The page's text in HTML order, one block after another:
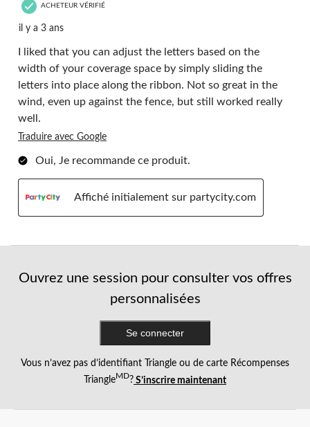
ACHETEUR VÉRIFIÉ
il y a 3 ans
I liked that you can adjust the letters based on the
width of your coverage space by simply sliding the
letters into place along the ribbon. Not so great in the
wind, even up against the fence, but still worked really
well.
Traduire avec Google
Oui, Je recommande ce produit.
Affiché initialement sur partycity.com
Ouvrez une session pour consulter vos offres
personnalisées
Se connecter
Vous n’avez pas d’identifiant Triangle ou de carte Récompenses
TriangleMD? S’inscrire maintenant